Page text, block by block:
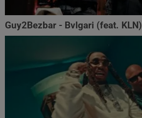
Guy2Bezbar - Bvlgari (feat. KLN)